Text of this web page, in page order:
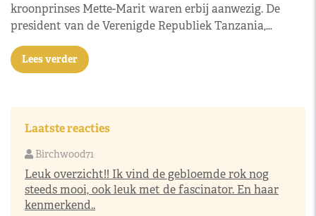
kroonprinses Mette-Marit waren erbij aanwezig. De
president van de Verenigde Republiek Tanzania,…
Lees verder
Laatste reacties
Birchwood71
Leuk overzicht!! Ik vind de gebloemde rok nog
steeds mooi, ook leuk met de fascinator. En haar
kenmerkend..